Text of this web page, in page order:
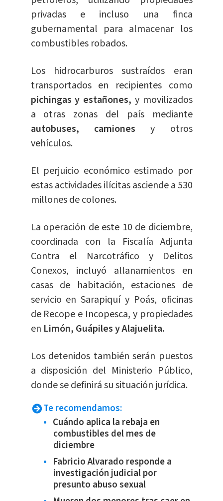
privadas e incluso una finca
gubernamental para almacenar los
combustibles robados.
Los hidrocarburos sustraídos eran
transportados en recipientes como
pichingas y estañones, y movilizados
a otras zonas del país mediante
autobuses, camiones y otros
vehículos.
El perjuicio económico estimado por
estas actividades ilícitas asciende a 530
millones de colones.
La operación de este 10 de diciembre,
coordinada con la Fiscalía Adjunta
Contra el Narcotráfico y Delitos
Conexos, incluyó allanamientos en
casas de habitación, estaciones de
servicio en Sarapiquí y Poás, oficinas
de Recope e Incopesca, y propiedades
en Limón, Guápiles y Alajuelita.
Los detenidos también serán puestos
a disposición del Ministerio Público,
donde se definirá su situación jurídica.
Te recomendamos:
Cuándo aplica la rebaja en
combustibles del mes de
diciembre
Fabricio Alvarado responde a
investigación judicial por
presunto abuso sexual